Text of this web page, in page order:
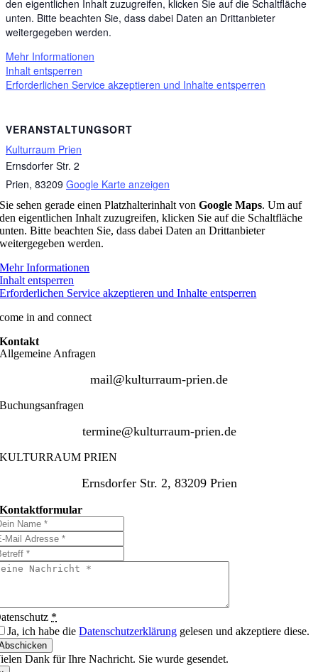
VERANSTALTUNGSORT
Kulturraum Prien
Ernsdorfer Str. 2
Prien, 83209 Google Karte anzeigen
den eigentlichen Inhalt zuzugreifen, klicken Sie auf die Schaltfläche
unten. Bitte beachten Sie, dass dabei Daten an Drittanbieter
weitergegeben werden.
Mehr Informationen
Inhalt entsperren
Erforderlichen Service akzeptieren und Inhalte entsperren
Sie sehen gerade einen Platzhalterinhalt vonGoogle Maps. Um auf
den eigentlichen Inhalt zuzugreifen, klicken Sie auf die Schaltfläche
unten. Bitte beachten Sie, dass dabei Daten an Drittanbieter
weitergegeben werden.
Mehr Informationen
Inhalt entsperren
Erforderlichen Service akzeptieren und Inhalte entsperren
come in and connect
Kontakt
Allgemeine Anfragen
mail@kulturraum-prien.de
Buchungsanfragen
termine@kulturraum-prien.de
KULTURRAUM PRIEN
Ernsdorfer Str. 2, 83209 Prien
Kontaktformular
*
Ja, ich habe dieDatenschutzerklärung gelesen und akzeptiere diese.
Dank für Ihre Nachricht. Sie wurde gesendet.